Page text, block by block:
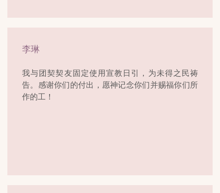
李琳
我与团契契友固定使用宣教日引，为未得之民祷
告。感谢你们的付出，愿神记念你们并赐福你们所
作的工！